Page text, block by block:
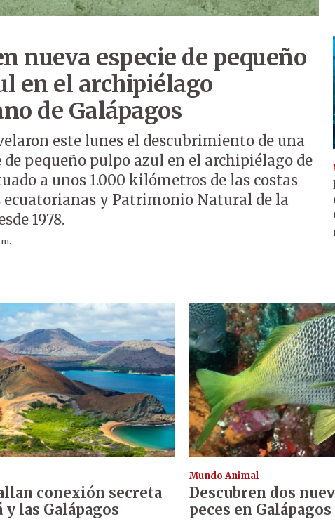
nueva especie de pequeño
en el archipiélago
de Galápagos
este lunes el descubrimiento de una
de pequeño pulpo azul en el archipiélago de
a unos 1.000 kilómetros de las costas
y Patrimonio Natural de la
1978.
conexión secreta
y las Galápagos
Mundo Animal
Descubren dos
peces en